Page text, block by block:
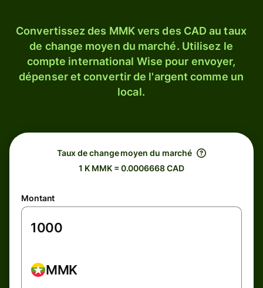
Convertissez des MMK vers des CAD au taux
de change moyen du marché. Utilisez le
compte international Wise pour envoyer,
dépenser et convertir de l'argent comme un
local.
Taux de change moyen du marché
1 K MMK = 0.0006668 CAD
Montant
MMK